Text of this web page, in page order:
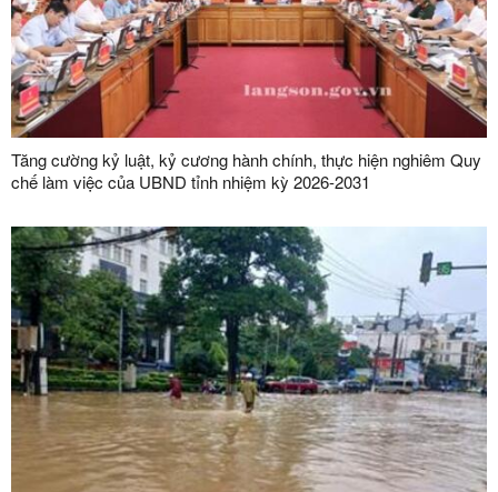
Tăng cường kỷ luật, kỷ cương hành chính, thực hiện nghiêm Quy
chế làm việc của UBND tỉnh nhiệm kỳ 2026-2031